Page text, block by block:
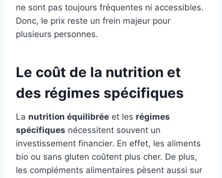
ne sont pas toujours fréquentes ni accessibles.
Donc, le prix reste un frein majeur pour
plusieurs personnes.
Le coût de la nutrition et
des régimes spécifiques
La nutrition équilibrée et les régimes
spécifiques nécessitent souvent un
investissement financier. En effet, les aliments
bio ou sans gluten coûtent plus cher. De plus,
les compléments alimentaires pèsent aussi sur